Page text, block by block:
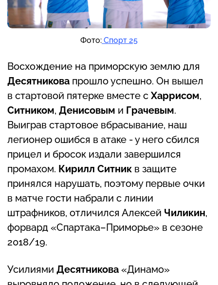
Фото: Спорт 25
Восхождение на приморскую землю для
Десятникова прошло успешно. Он вышел
в стартовой пятерке вместе с Харрисом,
Ситником, Денисовым и Грачевым.
Выиграв стартовое вбрасывание, наш
легионер ошибся в атаке - у него сбился
прицел и бросок издали завершился
промахом. Кирилл Ситник в защите
принялся нарушать, поэтому первые очки
в матче гости набрали с линии
штрафников, отличился Алексей Чиликин,
форвард «Спартака­–Приморье» в сезоне
2018/19.
Усилиями Десятникова «Динамо»